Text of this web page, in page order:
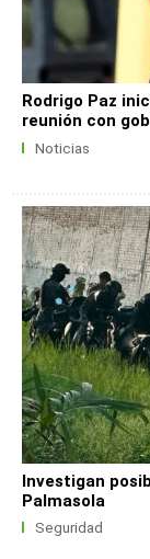
Rodrigo Paz
reunión con
Noticias
Investigan
Palmasola
Seguridad